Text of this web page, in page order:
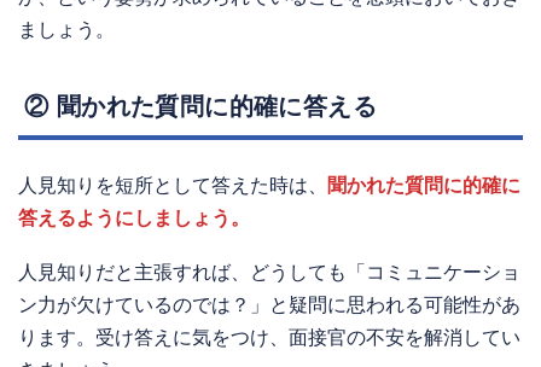
ましょう。
② 聞かれた質問に的確に答える
人見知りを短所として答えた時は、
聞かれた質問に的確に
答えるようにしましょう。
人見知りだと主張すれば、どうしても「コミュニケーショ
ン力が欠けているのでは？」と疑問に思われる可能性があ
ります。受け答えに気をつけ、面接官の不安を解消してい